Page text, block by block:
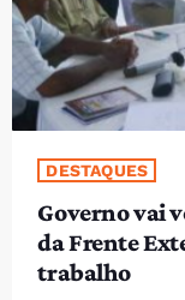
EVENTOS
CONTACTOS
PORTUGUÊS
TÉTUM
PORTUGUÊS
PRÓXIMOS
DESTAQUES
Governo vai
da Frente
trabalho